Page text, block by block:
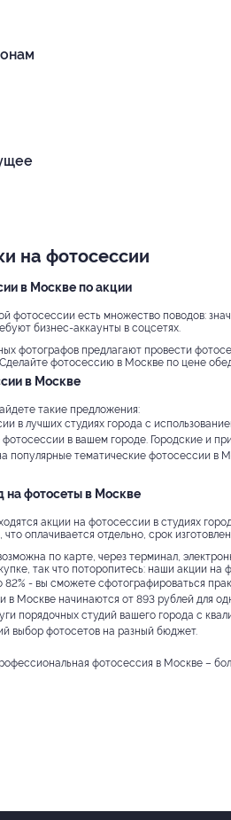
на фотосессии
в Москве по акции
фотосессии есть множество поводов:
бизнес-аккаунты в соцсетях.
фотографов предлагают провести
фотосессию в Москве по цене
в Москве
такие предложения:
в лучших студиях города с
в вашем городе. Городские и
популярные тематические фотосессии в
на фотосеты в Москве
акции на фотосессии в студиях
что оплачивается отдельно, срок
по карте, через терминал,
так что поторопитесь: наши акции
82% - вы сможете сфотографироваться
в Москве начинаются от 893 рублей для
порядочных студий вашего города с
выбор фотосетов на разный бюджет.
фотосессия в Москве –